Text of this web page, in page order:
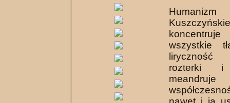
Humanizm
wszystkie
rozterki i